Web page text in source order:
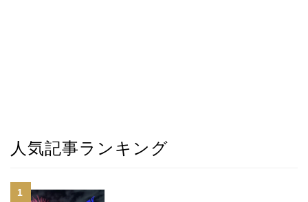
人気記事ランキング